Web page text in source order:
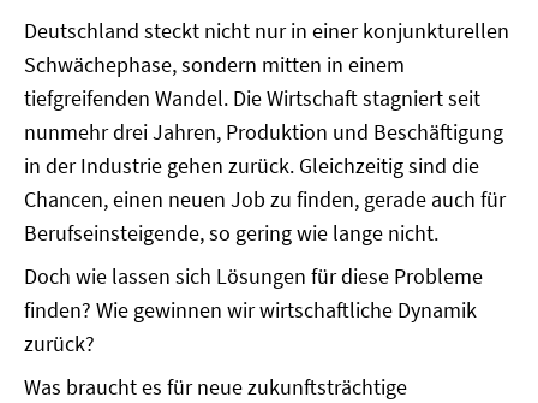
Deutschland steckt nicht nur in einer konjunkturellen
Schwächephase, sondern mitten in einem
tiefgreifenden Wandel. Die Wirtschaft stagniert seit
nunmehr drei Jahren, Produktion und Beschäftigung
in der Industrie gehen zurück. Gleichzeitig sind die
Chancen, einen neuen Job zu finden, gerade auch für
Berufseinsteigende, so gering wie lange nicht.
Doch wie lassen sich Lösungen für diese Probleme
finden? Wie gewinnen wir wirtschaftliche Dynamik
zurück?
Was braucht es für neue zukunftsträchtige